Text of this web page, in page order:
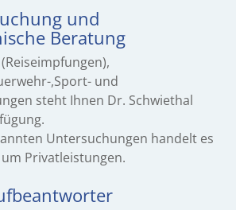
und
Beratung
,Sport- und
steht Ihnen Dr. Schwiethal
Untersuchungen handelt es
Privatleistungen.